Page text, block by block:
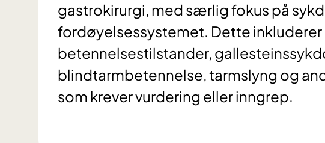
gastrokirurgi, med særlig fokus på
fordøyelsessystemet. Dette inkluderer
betennelsestilstander,
blindtarmbetennelse, tarmslyng og
som krever vurdering eller inngrep.